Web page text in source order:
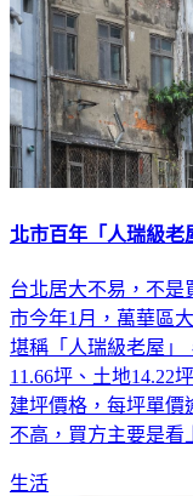
北市百年「人瑞級老
台北居大不易，不是
市今年1月，萬華區
堪稱「人瑞級老屋」
11.66坪、土地14.22
建坪價格，每坪單價
不高，買方主要是看
生活